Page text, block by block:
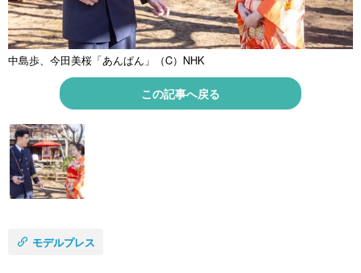
中島歩、今田美桜「あんぱん」（C）NHK
この記事へ戻る
モデルプレス